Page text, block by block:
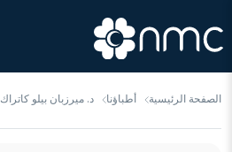
الصفحة الرئيسية أطباؤنا د. ميرزبان بيلو كاتراك